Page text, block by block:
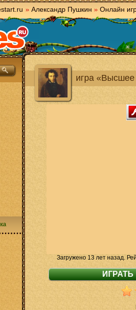
» Александр Пушкин » Онлайн
игра
Загружено 13 лет назад.